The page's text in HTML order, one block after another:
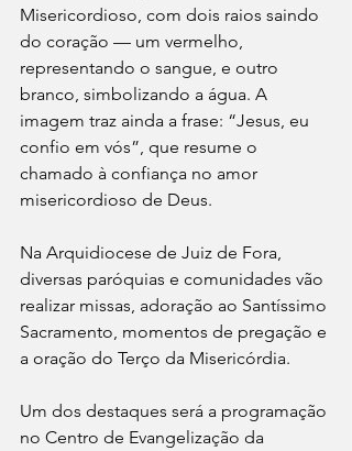
Misericordioso, com dois raios saindo
do coração — um vermelho,
representando o sangue, e outro
branco, simbolizando a água. A
imagem traz ainda a frase: “Jesus, eu
confio em vós”, que resume o
chamado à confiança no amor
misericordioso de Deus.
Na Arquidiocese de Juiz de Fora,
diversas paróquias e comunidades vão
realizar missas, adoração ao Santíssimo
Sacramento, momentos de pregação e
a oração do Terço da Misericórdia.
Um dos destaques será a programação
no Centro de Evangelização da